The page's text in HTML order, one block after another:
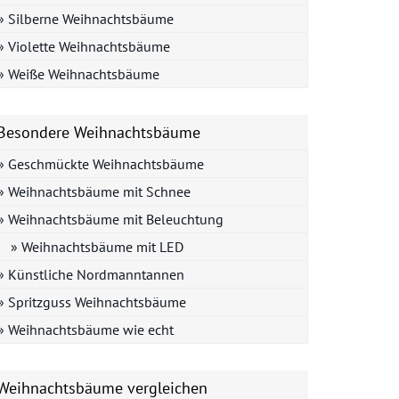
Silberne Weihnachtsbäume
Violette Weihnachtsbäume
Weiße Weihnachtsbäume
Weihnachtsbäume
Geschmückte Weihnachtsbäume
Weihnachtsbäume mit Schnee
Weihnachtsbäume mit Beleuchtung
» Weihnachtsbäume mit LED
Künstliche Nordmanntannen
Spritzguss Weihnachtsbäume
Weihnachtsbäume wie echt
vergleichen